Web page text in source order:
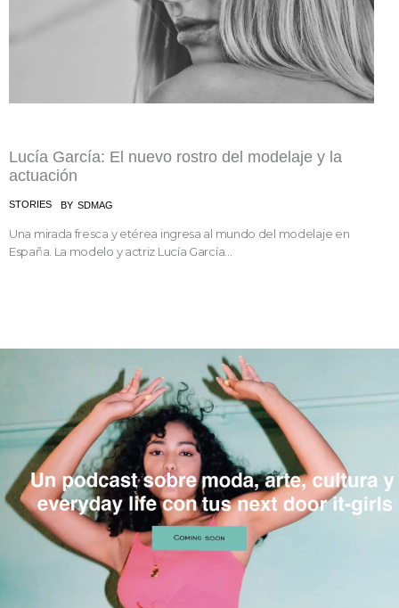
Lucía García: El nuevo rostro del modelaje y la
actuación
STORIES BY SDMAG
Una mirada fresca y etérea ingresa al mundo del modelaje en
España. La modelo y actriz Lucía García...